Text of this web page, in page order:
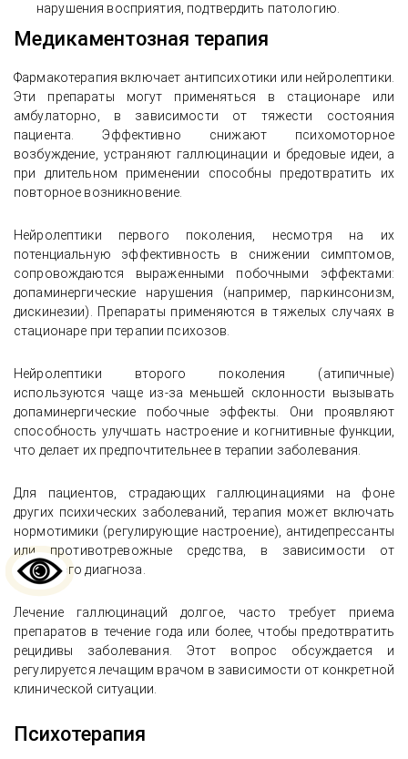
нарушения восприятия, подтвердить патологию.
Медикаментозная терапия
Фармакотерапия включает антипсихотики или нейролептики.
Эти препараты могут применяться в стационаре или
амбулаторно, в зависимости от тяжести состояния
пациента. Эффективно снижают психомоторное
возбуждение, устраняют галлюцинации и бредовые идеи, а
при длительном применении способны предотвратить их
повторное возникновение.
Нейролептики первого поколения, несмотря на их
потенциальную эффективность в снижении симптомов,
сопровождаются выраженными побочными эффектами:
допаминергические нарушения (например, паркинсонизм,
дискинезии). Препараты применяются в тяжелых случаях в
стационаре при терапии психозов.
Нейролептики второго поколения (атипичные)
используются чаще из-за меньшей склонности вызывать
допаминергические побочные эффекты. Они проявляют
способность улучшать настроение и когнитивные функции,
что делает их предпочтительнее в терапии заболевания.
Для пациентов, страдающих галлюцинациями на фоне
других психических заболеваний, терапия может включать
нормотимики (регулирующие настроение), антидепрессанты
или противотревожные средства, в зависимости от
основного диагноза.
Лечение галлюцинаций долгое, часто требует приема
препаратов в течение года или более, чтобы предотвратить
рецидивы заболевания. Этот вопрос обсуждается и
регулируется лечащим врачом в зависимости от конкретной
клинической ситуации.
Психотерапия